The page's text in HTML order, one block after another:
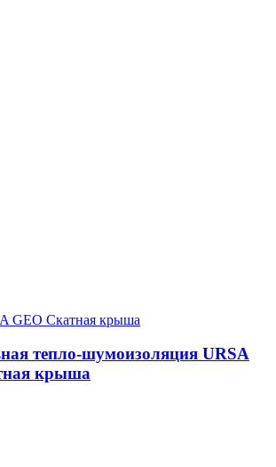
тепло-шумоизоляция URSA
крыша